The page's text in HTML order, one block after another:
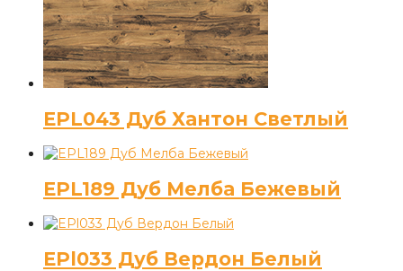
EPL043 Дуб Хантон Светлый
EPL189 Дуб Мелба Бежевый
EPl033 Дуб Вердон Белый